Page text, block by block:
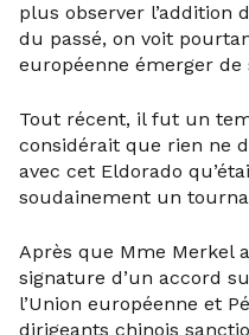
plus observer l’addition
du passé, on voit
européenne émerger de
Tout récent, il fut un
considérait que rien ne
avec cet Eldorado
soudainement un
Après que Mme Merkel
signature d’un accord
l’Union européenne et
dirigeants chinois